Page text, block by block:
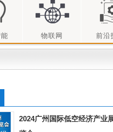
物联网 前沿
2024广州国际低空经济产业